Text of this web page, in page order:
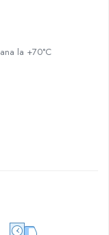
la +70°C